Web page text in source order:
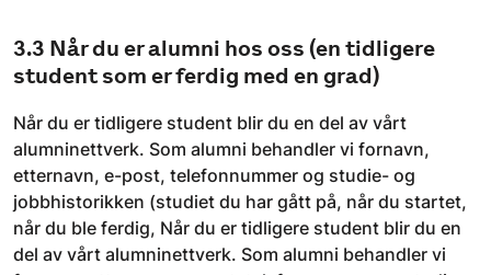
3.3 Når du er alumni hos oss (en tidligere
student som er ferdig med en grad)
Når du er tidligere student blir du en del av vårt
alumninettverk. Som alumni behandler vi fornavn,
etternavn, e-post, telefonnummer og studie- og
jobbhistorikken (studiet du har gått på, når du startet,
når du ble ferdig, Når du er tidligere student blir du en
del av vårt alumninettverk. Som alumni behandler vi